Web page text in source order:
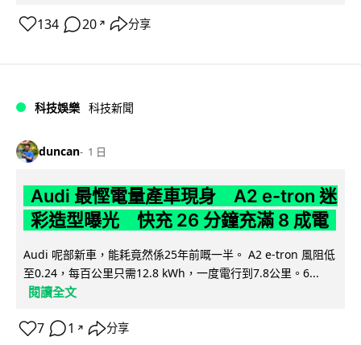
134 20 ↗ 分享
科技娛樂 科技新聞
duncan 1 日
Audi 最慳電量產車現身 A2 e-tron 迷
彩造型曝光 快充 26 分鐘充滿 8 成電
Audi 呢部新車，能耗竟然係25年前嘅一半。 A2 e-tron 風阻低
至0.24，每百公里只需12.8 kWh，一度電行到7.8公里。6...
閱讀全文
7 1 ↗ 分享